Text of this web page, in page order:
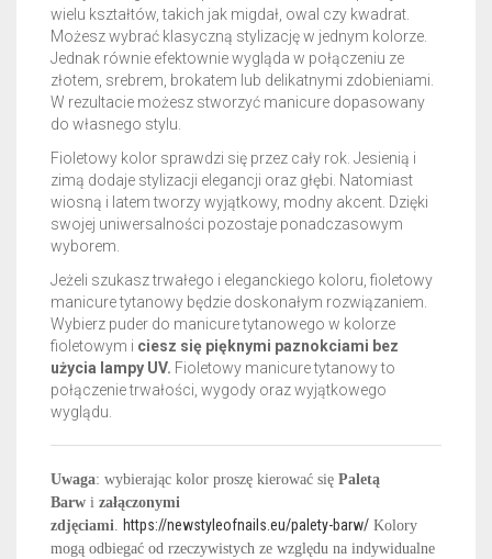
wielu kształtów, takich jak migdał, owal czy kwadrat.
Możesz wybrać klasyczną stylizację w jednym kolorze.
Jednak równie efektownie wygląda w połączeniu ze
złotem, srebrem, brokatem lub delikatnymi zdobieniami.
W rezultacie możesz stworzyć manicure dopasowany
do własnego stylu.
Fioletowy kolor sprawdzi się przez cały rok. Jesienią i
zimą dodaje stylizacji elegancji oraz głębi. Natomiast
wiosną i latem tworzy wyjątkowy, modny akcent. Dzięki
swojej uniwersalności pozostaje ponadczasowym
wyborem.
Jeżeli szukasz trwałego i eleganckiego koloru, fioletowy
manicure tytanowy będzie doskonałym rozwiązaniem.
Wybierz puder do manicure tytanowego w kolorze
fioletowym i ciesz się pięknymi paznokciami bez
użycia lampy UV. Fioletowy manicure tytanowy to
połączenie trwałości, wygody oraz wyjątkowego
wyglądu.
Uwaga: wybierając kolor proszę kierować się Paletą
Barw i załączonymi
zdjęciami. https://newstyleofnails.eu/palety-barw/ Kolory
mogą odbiegać od rzeczywistych ze względu na indywidualne